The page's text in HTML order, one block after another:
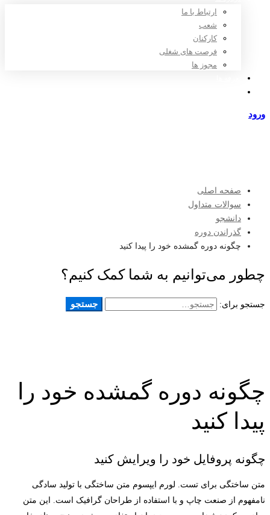
ارتباط با ما
شعب
کارکنان
فرصت های شغلی
مجوز ها
ورود
صفحه اصلی
سوالات متداول
دانشجو
گذراندن دوره
چگونه دوره گمشده خود را پیدا کنید
چطور می‌توانیم به شما کمک کنیم؟
جستجو برای: جستجو
چگونه دوره گمشده خود را
پیدا کنید
چگونه پروفایل خود را ویرایش کنید
متن ساختگی برای تست. لورم ایپسوم متن ساختگی با تولید سادگی
نامفهوم از صنعت چاپ و با استفاده از طراحان گرافیک است. این متن